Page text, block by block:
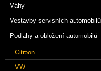
Váhy
Vestavby servisních automobilů
Podlahy a obložení automobilů
Citroen
VW